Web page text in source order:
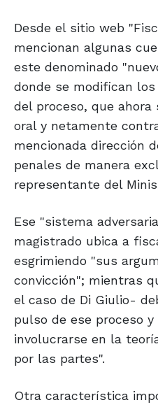
Desde el sitio web
mencionan algunas
este denominado
donde se modifican
del proceso, que
oral y netamente
mencionada dirección
penales de manera
representante del
Ese "sistema
magistrado ubica a
esgrimiendo "sus
convicción"; mientras
el caso de Di Giulio-
pulso de ese proceso
involucrarse en la
por las partes".
Otra característica